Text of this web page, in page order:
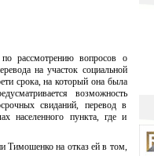
рассмотрению вопросов о
на участок социальной
срока, на который она была
возможность
свиданий, перевод в
населенного пункта, где и
Тимошенко на отказ ей в том,